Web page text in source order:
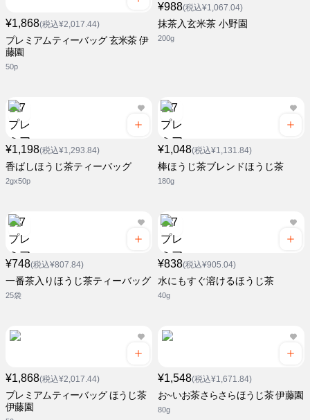
¥1,868(税込¥2,017.44)
プレミアムティーバッグ 玄米茶 伊
藤園
50p
¥988(税込¥1,067.04)
抹茶入玄米茶 小野園
200g
¥1,198(税込¥1,293.84)
香ばしほうじ茶ティーバッグ
2gx50p
¥1,048(税込¥1,131.84)
棒ほうじ茶ブレンドほうじ茶
180g
¥748(税込¥807.84)
一番茶入りほうじ茶ティーバッグ
25袋
¥838(税込¥905.04)
水にもすぐ溶けるほうじ茶
40g
¥1,868(税込¥2,017.44)
プレミアムティーバッグ ほうじ茶
伊藤園
¥1,548(税込¥1,671.84)
お~いお茶さらさらほうじ茶 伊藤園
80g